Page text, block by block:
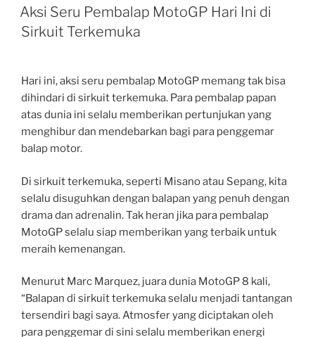
ON
Aksi Seru Pembalap MotoGP Hari Ini di
Sirkuit Terkemuka
Hari ini, aksi seru pembalap MotoGP memang tak bisa
dihindari di sirkuit terkemuka. Para pembalap papan
atas dunia ini selalu memberikan pertunjukan yang
menghibur dan mendebarkan bagi para penggemar
balap motor.
Di sirkuit terkemuka, seperti Misano atau Sepang, kita
selalu disuguhkan dengan balapan yang penuh dengan
drama dan adrenalin. Tak heran jika para pembalap
MotoGP selalu siap memberikan yang terbaik untuk
meraih kemenangan.
Menurut Marc Marquez, juara dunia MotoGP 8 kali,
“Balapan di sirkuit terkemuka selalu menjadi tantangan
tersendiri bagi saya. Atmosfer yang diciptakan oleh
para penggemar di sini selalu memberikan energi